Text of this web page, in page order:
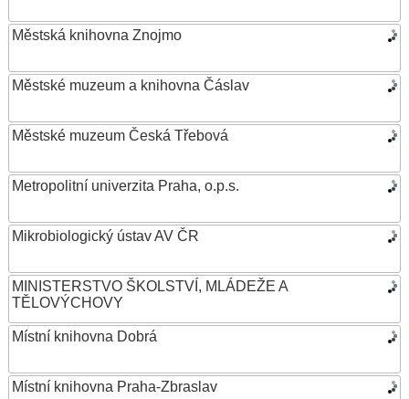
Městská knihovna Znojmo
Městské muzeum a knihovna Čáslav
Městské muzeum Česká Třebová
Metropolitní univerzita Praha, o.p.s.
Mikrobiologický ústav AV ČR
MINISTERSTVO ŠKOLSTVÍ, MLÁDEŽE A
TĚLOVÝCHOVY
Místní knihovna Dobrá
Místní knihovna Praha-Zbraslav